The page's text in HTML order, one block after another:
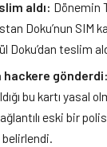
aldı: Dönemin
Doku’nun SIM
Doku’dan teslim
hackere gönderdi:
bu kartı yasal
eski bir
belirlendi.